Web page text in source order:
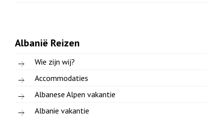
Albanië Reizen
Wie zijn wij?
Accommodaties
Albanese Alpen vakantie
Albanie vakantie